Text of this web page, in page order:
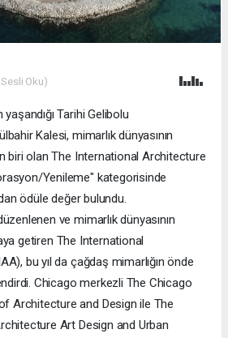
Oku)
yaşandığı Tarihi Gelibolu
Kalesi, mimarlık dünyasının
biri olan The International Architecture
Yenileme" kategorisinde
ödüle değer bulundu.
ve mimarlık dünyasının
getiren The International
bu yıl da çağdaş mimarlığın önde
Chicago merkezli The Chicago
Architecture and Design ile The
Art Design and Urban